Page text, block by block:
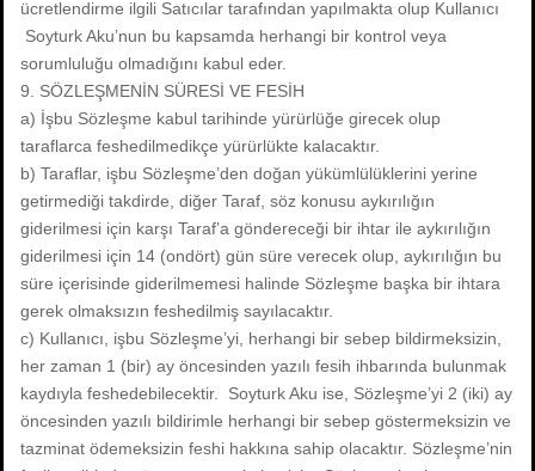
ücretlendirme ilgili Satıcılar tarafından yapılmakta olup Kullanıcı
Soyturk Aku’nun bu kapsamda herhangi bir kontrol veya
sorumluluğu olmadığını kabul eder.
9. SÖZLEŞMENİN SÜRESİ VE FESİH
a) İşbu Sözleşme kabul tarihinde yürürlüğe girecek olup
taraflarca feshedilmedikçe yürürlükte kalacaktır.
b) Taraflar, işbu Sözleşme’den doğan yükümlülüklerini yerine
getirmediği takdirde, diğer Taraf, söz konusu aykırılığın
giderilmesi için karşı Taraf’a göndereceği bir ihtar ile aykırılığın
giderilmesi için 14 (ondört) gün süre verecek olup, aykırılığın bu
süre içerisinde giderilmemesi halinde Sözleşme başka bir ihtara
gerek olmaksızın feshedilmiş sayılacaktır.
c) Kullanıcı, işbu Sözleşme’yi, herhangi bir sebep bildirmeksizin,
her zaman 1 (bir) ay öncesinden yazılı fesih ihbarında bulunmak
kaydıyla feshedebilecektir. Soyturk Aku ise, Sözleşme’yi 2 (iki) ay
öncesinden yazılı bildirimle herhangi bir sebep göstermeksizin ve
tazminat ödemeksizin feshi hakkına sahip olacaktır. Sözleşme’nin